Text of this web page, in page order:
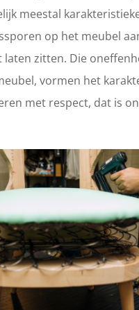
meestal
op het meubel
laten zitten. Die
vormen het
met respect, dat is